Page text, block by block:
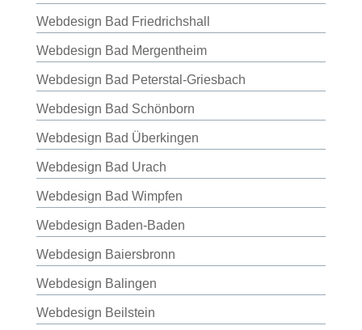
Webdesign Bad Friedrichshall
Webdesign Bad Mergentheim
Webdesign Bad Peterstal-Griesbach
Webdesign Bad Schönborn
Webdesign Bad Überkingen
Webdesign Bad Urach
Webdesign Bad Wimpfen
Webdesign Baden-Baden
Webdesign Baiersbronn
Webdesign Balingen
Webdesign Beilstein